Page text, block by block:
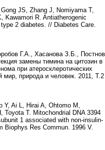
JS, Zhang J, Nomiyama T,
Kawamori R. Antiatherogenic
2 diabetes. // Diabetes Care.
Г.А., Хасанова З.Б., Постнов
замены тимина на цитозин в
при атеросклеротических
природа и человек. 2011, Т.2
Ai L, Hirai A, Ohtomo M,
Toyota T. Mitochondrial DNA 3394
1 associated with non-insulin-
Biophys Res Commun. 1996 V.